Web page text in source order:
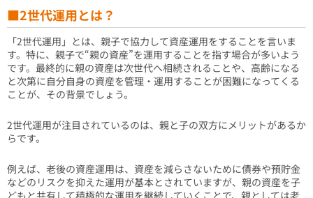
■2世代運用とは？
「2世代運用」とは、親子で協力して資産運用をすることを言いま
す。特に、親子で“親の資産”を運用することを指す場合が多いよう
です。最終的に親の資産は次世代へ相続されることや、高齢になる
と次第に自分自身の資産を管理・運用することが困難になってくる
ことが、その背景でしょう。
2世代運用が注目されているのは、親と子の双方にメリットがあるか
らです。
例えば、老後の資産運用は、資産を減らさないために債券や預貯金
などのリスクを抑えた運用が基本とされていますが、親の資産を子